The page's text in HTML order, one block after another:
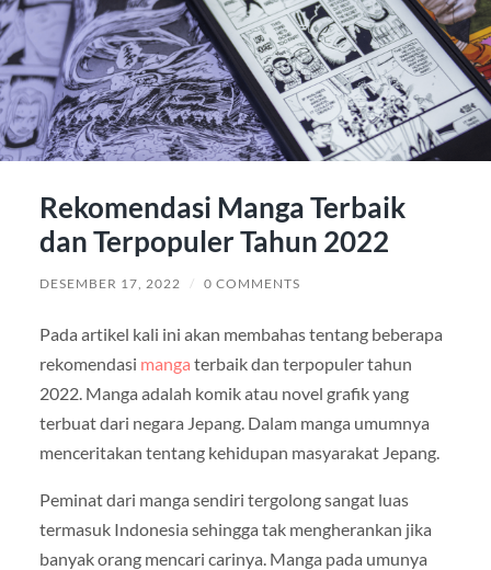
Rekomendasi Manga Terbaik
dan Terpopuler Tahun 2022
DESEMBER 17, 2022 / 0 COMMENTS
Pada artikel kali ini akan membahas tentang beberapa
rekomendasi manga terbaik dan terpopuler tahun
2022. Manga adalah komik atau novel grafik yang
terbuat dari negara Jepang. Dalam manga umumnya
menceritakan tentang kehidupan masyarakat Jepang.
Peminat dari manga sendiri tergolong sangat luas
termasuk Indonesia sehingga tak mengherankan jika
banyak orang mencari carinya. Manga pada umunya